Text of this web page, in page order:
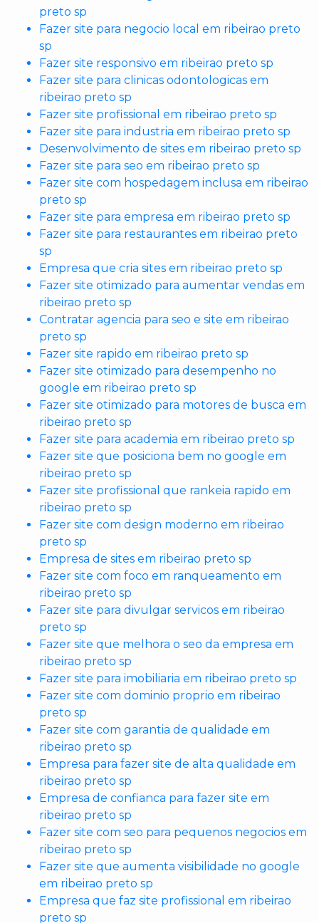
preto sp
Fazer site para negocio local em ribeirao preto
sp
Fazer site responsivo em ribeirao preto sp
Fazer site para clinicas odontologicas em
ribeirao preto sp
Fazer site profissional em ribeirao preto sp
Fazer site para industria em ribeirao preto sp
Desenvolvimento de sites em ribeirao preto sp
Fazer site para seo em ribeirao preto sp
Fazer site com hospedagem inclusa em ribeirao
preto sp
Fazer site para empresa em ribeirao preto sp
Fazer site para restaurantes em ribeirao preto
sp
Empresa que cria sites em ribeirao preto sp
Fazer site otimizado para aumentar vendas em
ribeirao preto sp
Contratar agencia para seo e site em ribeirao
preto sp
Fazer site rapido em ribeirao preto sp
Fazer site otimizado para desempenho no
google em ribeirao preto sp
Fazer site otimizado para motores de busca em
ribeirao preto sp
Fazer site para academia em ribeirao preto sp
Fazer site que posiciona bem no google em
ribeirao preto sp
Fazer site profissional que rankeia rapido em
ribeirao preto sp
Fazer site com design moderno em ribeirao
preto sp
Empresa de sites em ribeirao preto sp
Fazer site com foco em ranqueamento em
ribeirao preto sp
Fazer site para divulgar servicos em ribeirao
preto sp
Fazer site que melhora o seo da empresa em
ribeirao preto sp
Fazer site para imobiliaria em ribeirao preto sp
Fazer site com dominio proprio em ribeirao
preto sp
Fazer site com garantia de qualidade em
ribeirao preto sp
Empresa para fazer site de alta qualidade em
ribeirao preto sp
Empresa de confianca para fazer site em
ribeirao preto sp
Fazer site com seo para pequenos negocios em
ribeirao preto sp
Fazer site que aumenta visibilidade no google
em ribeirao preto sp
Empresa que faz site profissional em ribeirao
preto sp